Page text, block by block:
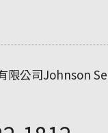
限公司Johnson